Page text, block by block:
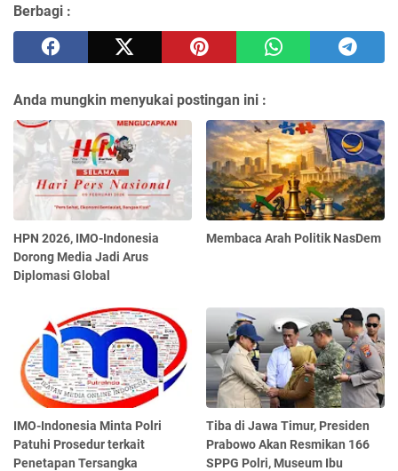
Berbagi :
Anda mungkin menyukai postingan ini :
HPN 2026, IMO-Indonesia
Dorong Media Jadi Arus
Diplomasi Global
Membaca Arah Politik NasDem
IMO-Indonesia Minta Polri
Patuhi Prosedur terkait
Penetapan Tersangka
Tiba di Jawa Timur, Presiden
Prabowo Akan Resmikan 166
SPPG Polri, Museum Ibu